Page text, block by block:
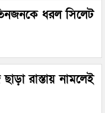
ধরল সিলেট
রাস্তায় নামলেই